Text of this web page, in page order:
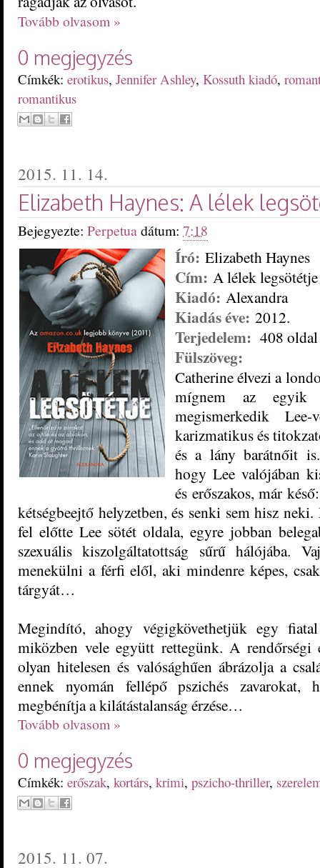
Tovább olvasom »
0 megjegyzés
Címkék: erotikus, Jennifer Ashley, Kossuth kiadó,
romantikus
2015. 11. 14.
Elizabeth Haynes: A lélek
Bejegyezte: Perpetuadátum: 7:18
Író: Elizabeth Haynes
Cím: A lélek legsötétje
Kiadó: Alexandra
Kiadás éve: 2012.
Terjedelem: 408 oldal
Fülszöveg:
Catherine élvezi a
mígnem az egyik
megismerkedik
karizmatikus és
és a lány barátnőit
hogy Lee valójában
és erőszakos, már
kétségbeejtő helyzetben, és senki sem hisz
fel előtte Lee sötét oldala, egyre jobban
szexuális kiszolgáltatottság sűrű hálójába.
menekülni a férfi elől, aki mindenre képes,
tárgyát…
Megindító, ahogy végigkövethetjük egy
miközben vele együtt rettegünk. A rendőrségi
olyan hitelesen és valósághűen ábrázolja a
ennek nyomán fellépő pszichés
megbénítja a kilátástalanság érzése…
Tovább olvasom »
0 megjegyzés
Címkék: erőszak, kortárs, krimi, pszicho-thriller,
2015. 11. 07.